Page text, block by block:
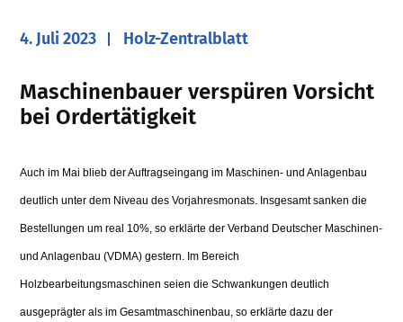
4. Juli 2023 Holz-Zentralblatt
Maschinenbauer verspüren Vorsicht
bei Ordertätigkeit
Auch im Mai blieb der Auftragseingang im Maschinen- und Anlagenbau
deutlich unter dem Niveau des Vorjahresmonats. Insgesamt sanken die
Bestellungen um real 10%, so erklärte der Verband Deutscher Maschinen-
und Anlagenbau (VDMA) gestern. Im Bereich
Holzbearbeitungsmaschinen seien die Schwankungen deutlich
ausgeprägter als im Gesamtmaschinenbau, so erklärte dazu der